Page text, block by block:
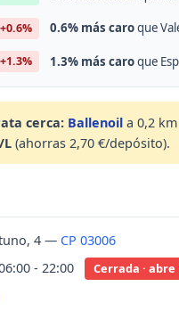
+0.6% 0.6% más caroque
+1.3% 1.3% más caroque
cerca: Ballenoil a 0,2
L (ahorras 2,70 €/depósito).
4 — CP 03006
- 22:00 Cerrada ·